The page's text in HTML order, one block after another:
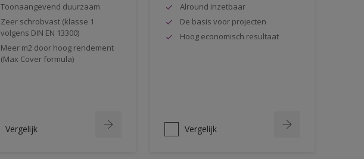
Toonaangevend duurzaam
Zeer schrobvast (klasse 1
volgens DIN EN 13300)
Meer m2 door hoog rendement
(Max Cover formula)
Vergelijk
Alround inzetbaar
De basis voor projecten
Hoog economisch resultaat
Vergelijk